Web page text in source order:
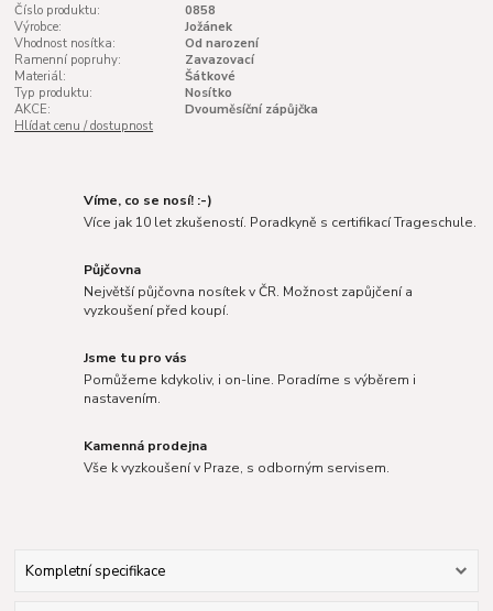
Číslo produktu:
0858
Výrobce:
Jožánek
Vhodnost nosítka:
Od narození
Ramenní popruhy:
Zavazovací
Materiál:
Šátkové
Typ produktu:
Nosítko
AKCE:
Dvouměsíční zápůjčka
Hlídat cenu / dostupnost
Víme, co se nosí! :-)
Více jak 10 let zkušeností. Poradkyně s certifikací Trageschule.
Půjčovna
Největší půjčovna nosítek v ČR. Možnost zapůjčení a
vyzkoušení před koupí.
Jsme tu pro vás
Pomůžeme kdykoliv, i on-line. Poradíme s výběrem i
nastavením.
Kamenná prodejna
Vše k vyzkoušení v Praze, s odborným servisem.
Kompletní specifikace